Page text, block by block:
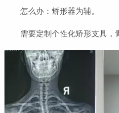
怎么办：矫形器为辅。
需要定制个性化矫形支具，